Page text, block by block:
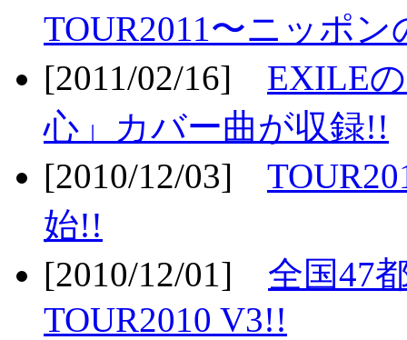
TOUR2011〜ニッポ
[2011/02/16] EXILE
心」カバー曲が収録!!
[2010/12/03]
始!!
[2010/12/01] 全国47
TOUR2010 V3!!